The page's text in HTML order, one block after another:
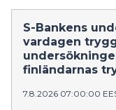
S-Bankens
vardagen
finländarnas
7.8.2026 07:00:00